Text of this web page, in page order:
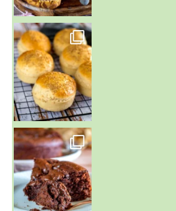
~ BUNS MAISON ~
Un peu de boulange par ici au
~ GÂTEAU FONDANT CHOCO NOISETTE ~
C'est lundi